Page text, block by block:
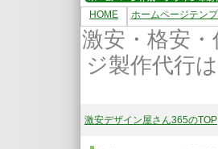
HOME ホームページテン
激安・格安
ジ製作代行
激安デザイン屋さん365のTOP